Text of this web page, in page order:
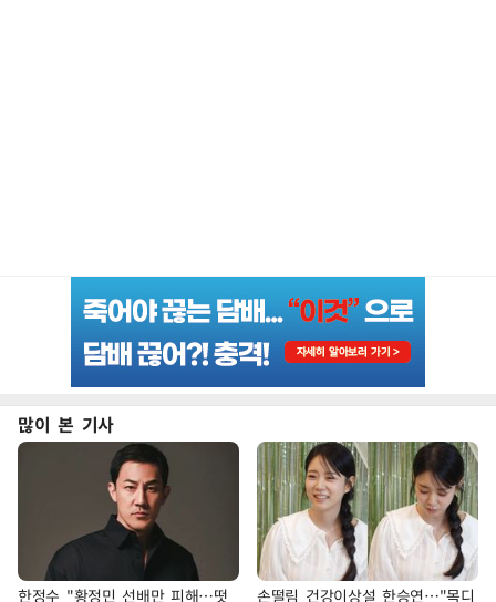
많이 본 기사
한정수 "황정민 선배만 피해…떳 손떨림 건강이상설 한승연…"목디